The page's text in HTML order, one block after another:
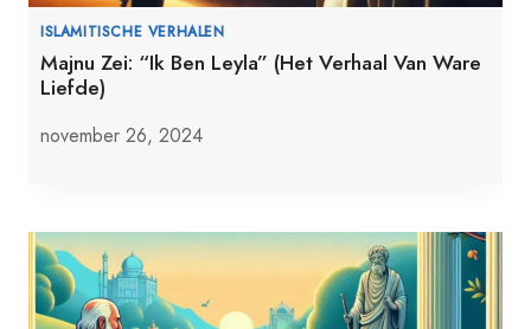
ISLAMITISCHE VERHALEN
Majnu Zei: “Ik Ben Leyla” (Het Verhaal Van Ware
Liefde)
november 26, 2024